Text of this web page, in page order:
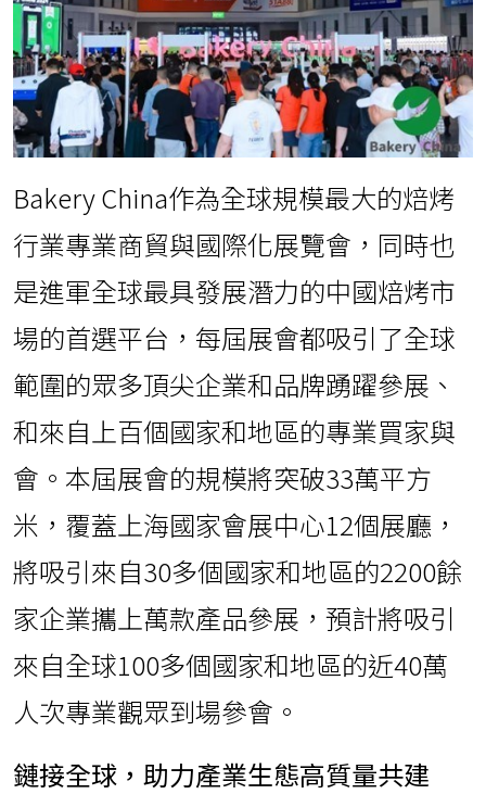
Bakery China作為全球規模最大的焙烤
行業專業商貿與國際化展覽會，同時也
是進軍全球最具發展潛力的中國焙烤市
場的首選平台，每屆展會都吸引了全球
範圍的眾多頂尖企業和品牌踴躍參展、
和來自上百個國家和地區的專業買家與
會。本屆展會的規模將突破33萬平方
米，覆蓋上海國家會展中心12個展廳，
將吸引來自30多個國家和地區的2200餘
家企業攜上萬款產品參展，預計將吸引
來自全球100多個國家和地區的近40萬
人次專業觀眾到場參會。
鏈接全球，助力產業生態高質量共建